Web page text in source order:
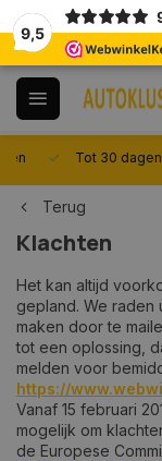
9,5
Tot 30 dagen
Terug
Klachten
Het kan altijd
gepland. We raden
maken door te
tot een oplossing,
melden voor
https://
Vanaf 15 februari
mogelijk om
de Europese